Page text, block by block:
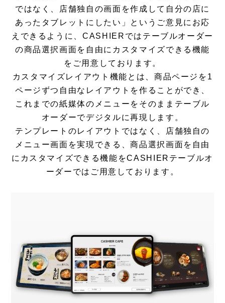
ではなく、店舗独自の画面を作成して自分の店に
あったタブレットにしたい」というご意見にお応
えできるように、CASHIERではテーブルオーダー
の商品選択画面を自由にカスタマイズできる機能
をご用意しております。
カスタマイズレイアウト機能とは、商品ページを1
ページずつ自由なレイアウトを作ることができ、
これまでの紙媒体のメニューをそのままテーブル
オーダーでデジタルに再現します。
テンプレートのレイアウトではなく、店舗独自の
メニュー画面を実現できる、商品選択画面を自由
にカスタマイズできる機能をCASHIERテーブルオ
ーダーではご用意しております。